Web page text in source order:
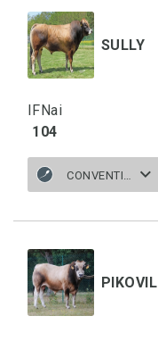
SULLY
IFNai
104
CONVENTIONNELLE
PIKOVIL